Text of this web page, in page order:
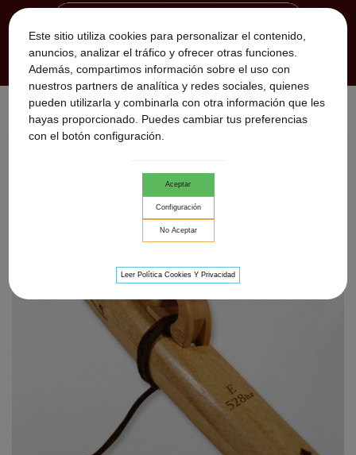
Este sitio utiliza cookies para personalizar el contenido,
anuncios, analizar el tráfico y ofrecer otras funciones.
Además, compartimos información sobre el uso con
nuestros partners de analítica y redes sociales, quienes
pueden utilizarla y combinarla con otra información que les
hayas proporcionado. Puedes cambiar tus preferencias
con el botón configuración.
Aceptar
Configuración
No Aceptar
Leer Política Cookies Y Privacidad
Inicio > Flautas Nativas > Flautas Nativas Solfeggio > Flauta
Solfeggio 528hz (Un solo tono, sin agujeros)